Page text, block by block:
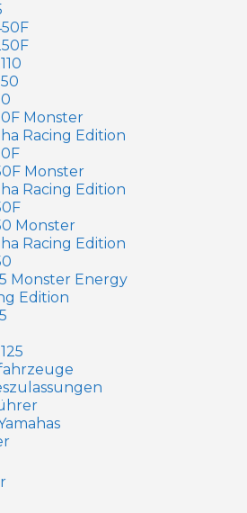
Monster
Racing Edition
Monster
Racing Edition
Monster
Racing Edition
Monster Energy
Edition